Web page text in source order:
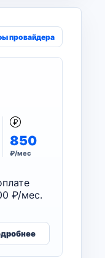
провайдера
850
₽/мес
₽/мес.